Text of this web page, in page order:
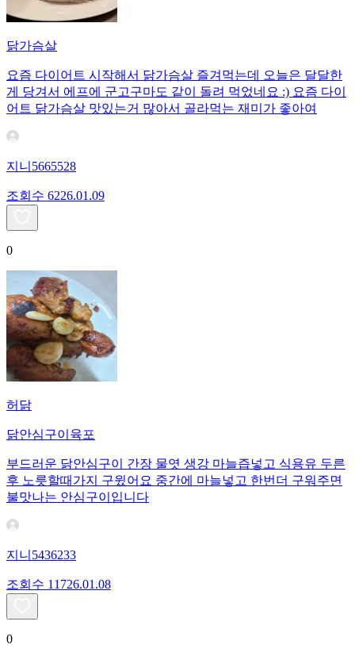
닭가슴살
요즘 다이어트 시작해서 닭가슴살 즐겨먹는데 오늘은 달달한
게 당겨서 에프에 군고구마도 같이 돌려 먹었네요 :) 요즘 다이
어트 닭가슴살 맛있는거 많아서 골라먹는 재미가 좋아여
지니5665528
조회수 6226.01.09
0
허닭
닭안심구이육포
부드러운 닭안심구이 간장 물엿 생강 마늘즙넣고 식용유 두른
후 노릇할때가지 구윘어요 중간에 마늘넣고 한번더 구워주면
불맛나는 안심구이입니다
지니5436233
조회수 11726.01.08
0